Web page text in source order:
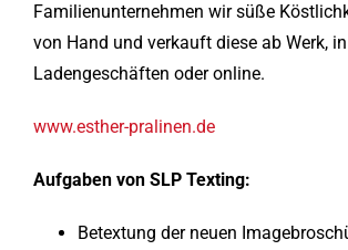
Familienunternehmen wir süße
von Hand und verkauft diese ab Werk,
Ladengeschäften oder online.
www.esther-pralinen.de
Aufgaben von SLP Texting:
Betextung der neuen